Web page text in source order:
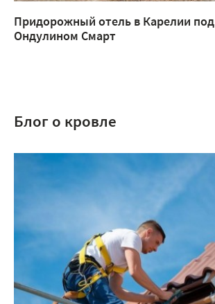
Придорожный отель в Карелии под
Ондулином Смарт
Блог о кровле